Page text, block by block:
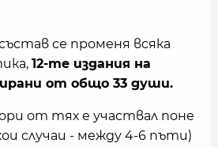
се променя всяка
12-те издания на
от общо 33 души.
от тях е участвал поне
случаи - между 4-6 пъти)